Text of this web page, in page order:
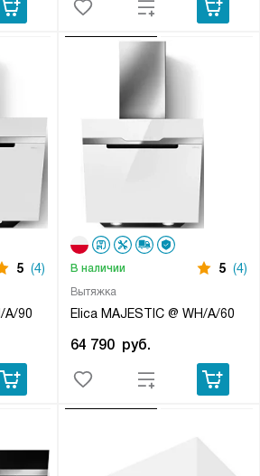
A/90
5 (4)
Вытяжка
Elica MAJESTIC @ WH/A/60
В наличии 5 (4)
64 790 руб.